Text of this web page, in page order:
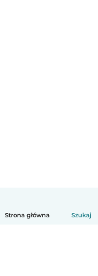
Strona główna Szukaj